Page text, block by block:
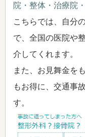
院・整体・治療院
こちらでは、自分
で、全国の医院や
介してくれます。
また、お見舞金を
もお得に、交通事
す。